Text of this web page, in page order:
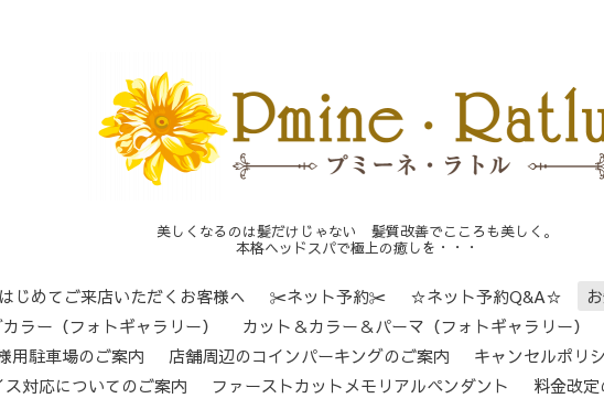
美しくなるのは髪だけじゃない 髪質改善でこころも美しく。
本格ヘッドスパで極上の癒しを・・・
はじめてご来店いただくお客様へ ✂ネット予約✂ ☆ネット予約Q&A☆
ラー（フォトギャラリー）
カット＆カラー＆パーマ（フォトギャラリー）
用駐車場のご案内 店舗周辺のコインパーキングのご案内
キャンセルポリ
ス対応についてのご案内 ファーストカットメモリアルペンダント 料金改